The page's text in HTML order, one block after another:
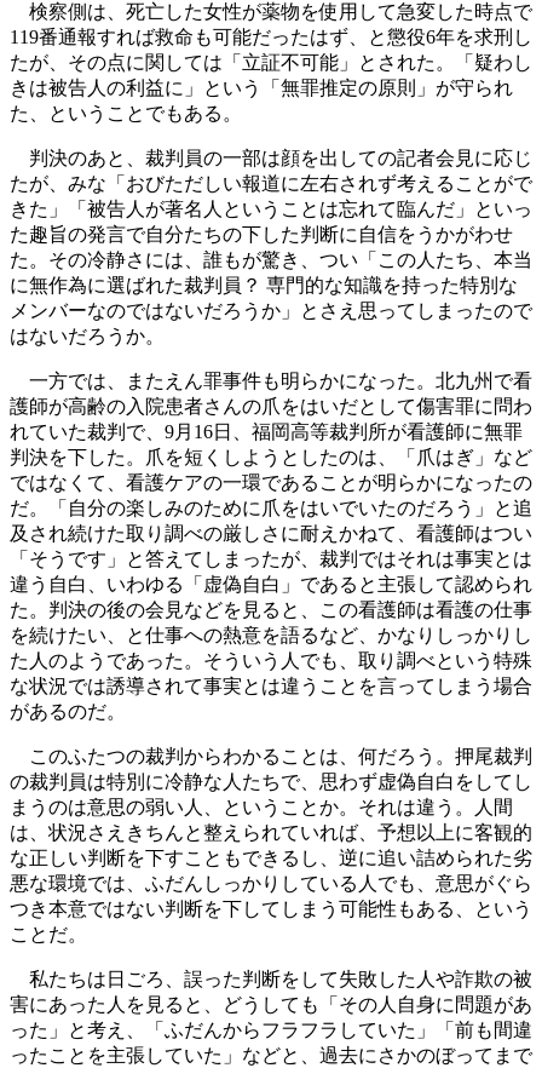
検察側は、死亡した女性が薬物を使用して急変した時点で
119番通報すれば救命も可能だったはず、と懲役6年を求刑し
たが、その点に関しては「立証不可能」とされた。「疑わし
きは被告人の利益に」という「無罪推定の原則」が守られ
た、ということでもある。
判決のあと、裁判員の一部は顔を出しての記者会見に応じ
たが、みな「おびただしい報道に左右されず考えることがで
きた」「被告人が著名人ということは忘れて臨んだ」といっ
た趣旨の発言で自分たちの下した判断に自信をうかがわせ
た。その冷静さには、誰もが驚き、つい「この人たち、本当
に無作為に選ばれた裁判員？ 専門的な知識を持った特別な
メンバーなのではないだろうか」とさえ思ってしまったので
はないだろうか。
一方では、またえん罪事件も明らかになった。北九州で看
護師が高齢の入院患者さんの爪をはいだとして傷害罪に問わ
れていた裁判で、9月16日、福岡高等裁判所が看護師に無罪
判決を下した。爪を短くしようとしたのは、「爪はぎ」など
ではなくて、看護ケアの一環であることが明らかになったの
だ。「自分の楽しみのために爪をはいでいたのだろう」と追
及され続けた取り調べの厳しさに耐えかねて、看護師はつい
「そうです」と答えてしまったが、裁判ではそれは事実とは
違う自白、いわゆる「虚偽自白」であると主張して認められ
た。判決の後の会見などを見ると、この看護師は看護の仕事
を続けたい、と仕事への熱意を語るなど、かなりしっかりし
た人のようであった。そういう人でも、取り調べという特殊
な状況では誘導されて事実とは違うことを言ってしまう場合
があるのだ。
このふたつの裁判からわかることは、何だろう。押尾裁判
の裁判員は特別に冷静な人たちで、思わず虚偽自白をしてし
まうのは意思の弱い人、ということか。それは違う。人間
は、状況さえきちんと整えられていれば、予想以上に客観的
な正しい判断を下すこともできるし、逆に追い詰められた劣
悪な環境では、ふだんしっかりしている人でも、意思がぐら
つき本意ではない判断を下してしまう可能性もある、という
ことだ。
私たちは日ごろ、誤った判断をして失敗した人や詐欺の被
害にあった人を見ると、どうしても「その人自身に問題があ
った」と考え、「ふだんからフラフラしていた」「前も間違
ったことを主張していた」などと、過去にさかのぼってまで